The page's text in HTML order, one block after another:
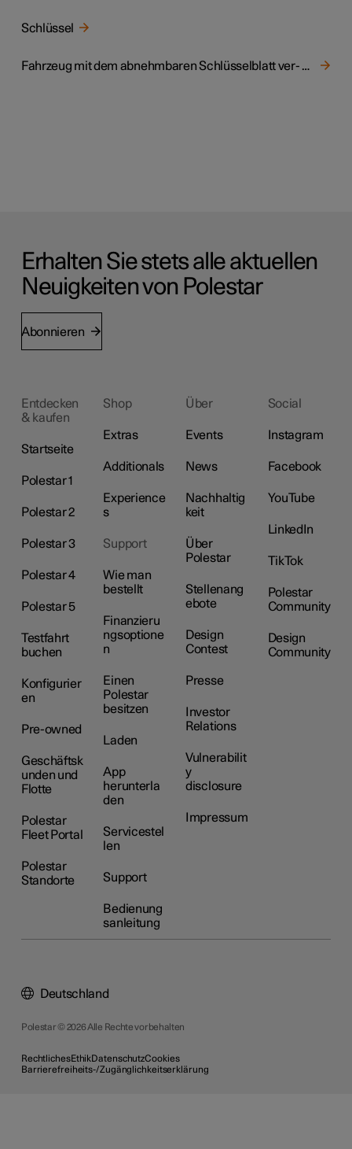
Schlüssel
Fahrzeug mit dem abnehmbaren Schlüsselblatt ver- und entriegeln
Erhalten Sie stets alle aktuellen
Neuigkeiten von Polestar
Abonnieren
Entdecken
& kaufen
Startseite
Polestar 1
Polestar 2
Polestar 3
Polestar 4
Polestar 5
Testfahrt
buchen
Konfigurier
en
Pre-owned
Geschäftsk
unden und
Flotte
Polestar
Fleet Portal
Polestar
Standorte
Shop
Extras
Additionals
Experience
s
Support
Wie man
bestellt
Finanzieru
ngsoptione
n
Einen
Polestar
besitzen
Laden
App
herunterla
den
Servicestel
len
Support
Bedienung
sanleitung
Über
Events
News
Nachhaltig
keit
Über
Polestar
Stellenang
ebote
Design
Contest
Presse
Investor
Relations
Vulnerabilit
y
disclosure
Impressum
Social
Instagram
Facebook
YouTube
LinkedIn
TikTok
Polestar
Community
Design
Community
Polestar © 2026 Alle Rechte vorbehalten
RechtlichesEthikDatenschutzCookies
Barrierefreiheits-/Zugänglichkeitserklärung
Deutschland